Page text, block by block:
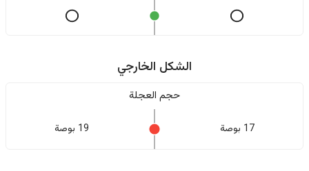
الشكل الخارجي
حجم العجلة
17 بوصة 19 بوصة